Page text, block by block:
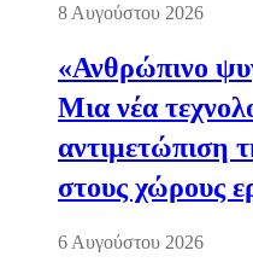
8 Αυγούστου 2026
«Ανθρώπινο
Μια νέα
αντιμετώπιση
στους χώρους
6 Αυγούστου 2026